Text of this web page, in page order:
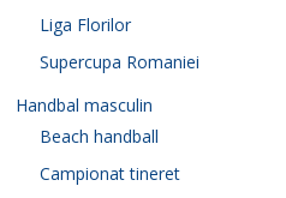
Liga Florilor
Supercupa Romaniei
Handbal masculin
Beach handball
Campionat tineret